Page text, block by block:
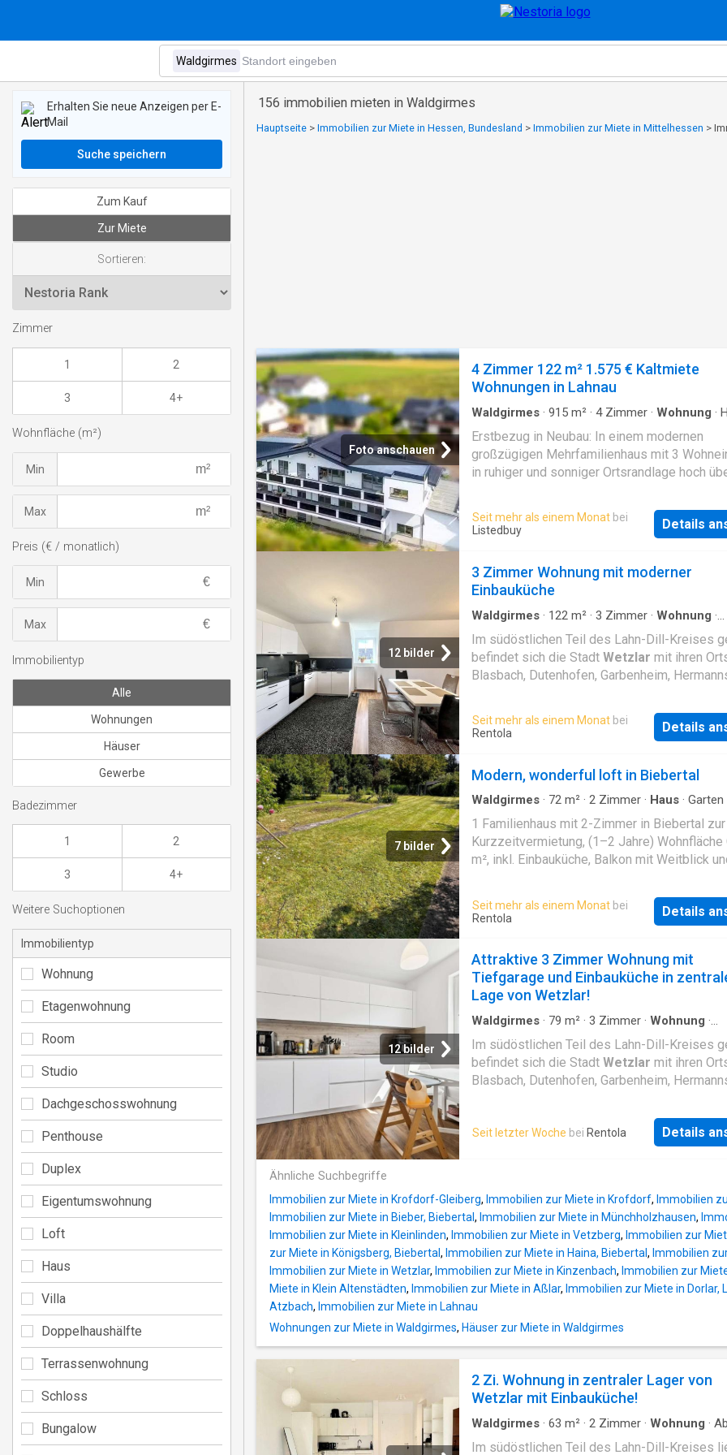
156 immobilien mieten in Waldgirmes
Hauptseite > Immobilien zur Miete in Hessen, Bundesland > Immobilien zur Miete in Mittelhessen >
Foto anschauen
4 Zimmer 122 m² 1.575 € Kaltmiete
Wohnungen in Lahnau
Waldgirmes · 915 m² · 4Zimmer · Wohnung ·
Erstbezug in Neubau: In einem modernen
großzügigen Mehrfamilienhaus mit 3
in ruhiger und sonniger Ortsrandlage hoch
qm Wohnfläche zu vermieten. Es gibt 3
sehr geschmackvolles Bad, ein Gäste-WC,
Diele sowie einen kombinierten Wohn-,
Doppelglastüren führen zum sehr großen und
überdachtem Balkon mit herrlicher Weitsicht,
Sommer den Lebensbereich erweitert. Die
ist mit Fußbodenheizung ausgestattet. Die
sind mit hochwertigen Designer-Dielen
Heizenergie wird mit einer modernen
erzeugt. Die Wohnung ist perfekt für ein Paar
wird ein langfristiges Mietverhältnis
Seit mehr als einem Monat bei
Listedbuy
Details
12 bilder
3 Zimmer Wohnung mit moderner
Einbauküche
Waldgirmes · 122 m² · 3 Zimmer · Wohnung ·
Im südöstlichen Teil des Lahn-Dill-Kreises
befindet sich die Stadt Wetzlar mit ihren
Blasbach, Dutenhofen, Garbenheim,
Niedergirmes und Steindorf. Die Stadt
eine Vielzahl an Kinderbetreuungs- und
Bildungseinrichtungen. Von der Grundschule,
Hochschule Mithessen ist jede Schulform
angesiedelt. Das Freizeitangebot der Stadt
und breitgefächert. Neben Hallen- und
die OptikstadtWetzlar
den Leitz-Park
Erlebniswelt), ein Dunkelkaufhaus,
Outdoor-Aktivitäten. Die historische Altstadt
eindrucksvollen Fachwerkhäusern und dem
Stadtgrenzen hinaus bekannt sind die
Handballer der HSGWetzlar.Wetzlar
zudem durch eine ausgezeichnete
Nebe
Seit mehr als einem Monat bei
Rentola
Details
7 bilder
Modern, wonderful loft in Biebertal
Waldgirmes · 72 m² · 2 Zimmer · Haus · Garten
1 Familienhaus mit 2-Zimmer in Biebertal zur
Kurzzeitvermietung, (1–2 Jahre) Wohnfläche
m², inkl. Einbauküche, Balkon mit Weitblick
Seit mehr als einem Monat bei
Rentola
Details
12 bilder
Attraktive 3 Zimmer Wohnung mit
Tiefgarage und Einbauküche in
Lage von Wetzlar!
Waldgirmes · 79 m² · 3 Zimmer · Wohnung ·
Im südöstlichen Teil des Lahn-Dill-Kreises
befindet sich die Stadt Wetzlar mit ihren
Blasbach, Dutenhofen, Garbenheim,
Niedergirmes und Steindorf. Die Stadt
eine Vielzahl an Kinderbetreuungs- und
angesiedelt. Das Freizeitangebot der Stadt
und breitgefächert. Neben Hallen- und
die OptikstadtWetzlarden Leitz-Park
Erlebniswelt), ein Dunkelkaufhaus,
Sport- und Unterhaltungsveranstaltungen in
„Buderus ArenaWetzlar“ sowie
Outdoor-Aktivitäten. Die historische Altstadt
eindrucksvollen Fachwerkhäusern und dem
Wetzlarer Dom lädt zum Bummeln ein. Weit
Handballer der HSGWetzlar.Wetzlar
zudem durch eine ausgezeichnete
Nebe
Seit letzter Woche bei Rentola Details
Ähnliche Suchbegriffe
Immobilien zur Miete in Krofdorf-Gleiberg, Immobilien zur Miete in Krofdorf, Immobilien
Immobilien zur Miete in Bieber, Biebertal , Immobilien zur Miete in Münchholzhausen,
Immobilien zur Miete in Kleinlinden, Immobilien zur Miete in Vetzberg, Immobilien zur
zur Miete in Königsberg, Biebertal , Immobilien zur Miete in Haina, Biebertal , Immobilien
Immobilien zur Miete in Wetzlar, Immobilien zur Miete in Kinzenbach, Immobilien zur
Miete in Klein Altenstädten, Immobilien zur Miete in Aßlar, Immobilien zur Miete in Dorlar,
Atzbach, Immobilien zur Miete in Lahnau
Wohnungen zur Miete in Waldgirmes, Häuser zur Miete in Waldgirmes
2 Zi. Wohnung in zentraler Lager von
Wetzlar mit Einbauküche!
Waldgirmes · 63 m² · 2 Zimmer · Wohnung ·
Im südöstlichen Teil des Lahn-Dill-Kreises
Erhalten Sie neue Anzeigen per E-
Mail
Suche speichern
Zum Kauf
Zur Miete
Sortieren:
Zimmer
1 2
3 4+
Wohnfläche (m²)
Min
Max
Preis (€ / monatlich)
Min
Max
Immobilientyp
Alle
Wohnungen
Häuser
Gewerbe
Badezimmer
1 2
3 4+
Weitere Suchoptionen
Immobilientyp
Wohnung
Etagenwohnung
Room
Studio
Dachgeschosswohnung
Penthouse
Duplex
Eigentumswohnung
Loft
Haus
Villa
Doppelhaushälfte
Terrassenwohnung
Schloss
Bungalow